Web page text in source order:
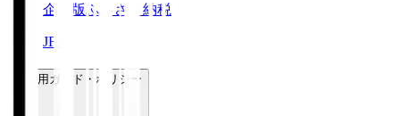
企業版ふるさと納税
JFA
ご利用ガイド・ポリシー